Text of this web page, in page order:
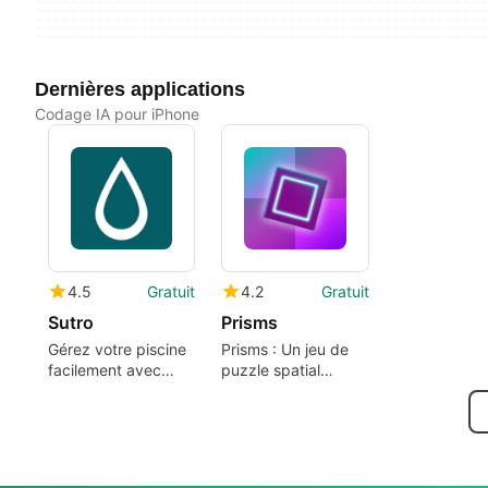
Dernières applications
Codage IA pour iPhone
4.5 Gratuit
Sutro
Gérez votre piscine
facilement avec
4.2 Gratuit
Prisms
Prisms : Un jeu de
puzzle spatial